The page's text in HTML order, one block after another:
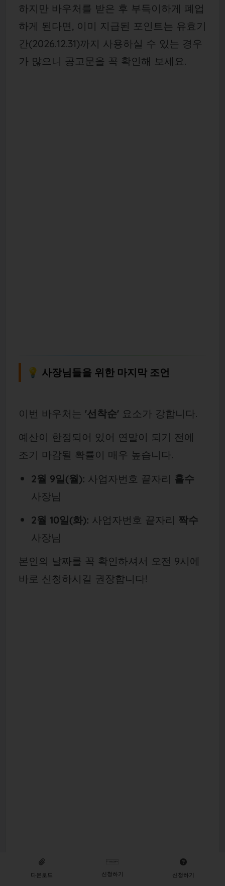
하지만 바우처를 받은 후 부득이하게 폐업
하게 된다면, 이미 지급된 포인트는 유효기
간(2026.12.31)까지 사용하실 수 있는 경우
가 많으니 공고문을 꼭 확인해 보세요.
💡 사장님들을 위한 마지막 조언
이번 바우처는 '선착순' 요소가 강합니다.
예산이 한정되어 있어 연말이 되기 전에
조기 마감될 확률이 매우 높습니다.
2월 9일(월): 사업자번호 끝자리 홀수
사장님
2월 10일(화): 사업자번호 끝자리 짝수
사장님
본인의 날짜를 꼭 확인하셔서 오전 9시에
바로 신청하시길 권장합니다!
다운로드 신청하기 신청하기